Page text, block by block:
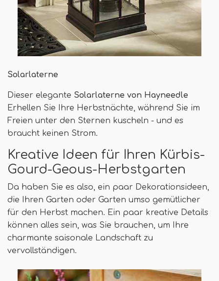
Solarlaterne
Dieser elegante Solarlaterne von Hayneedle
Erhellen Sie Ihre Herbstnächte, während Sie im
Freien unter den Sternen kuscheln - und es
braucht keinen Strom.
Kreative Ideen für Ihren Kürbis-
Gourd-Geous-Herbstgarten
Da haben Sie es also, ein paar Dekorationsideen,
die Ihren Garten oder Garten umso gemütlicher
für den Herbst machen. Ein paar kreative Details
können alles sein, was Sie brauchen, um Ihre
charmante saisonale Landschaft zu
vervollständigen.